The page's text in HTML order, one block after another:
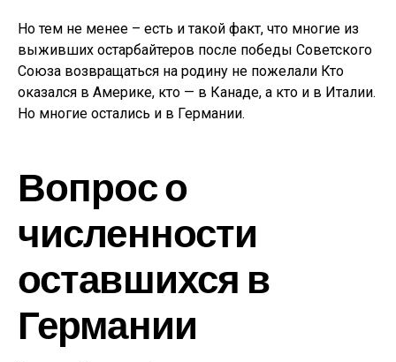
Но тем не менее – есть и такой факт, что многие из
выживших остарбайтеров после победы Советского
Союза возвращаться на родину не пожелали Кто
оказался в Америке, кто — в Канаде, а кто и в Италии.
Но многие остались и в Германии.
Вопрос о
численности
оставшихся в
Германии